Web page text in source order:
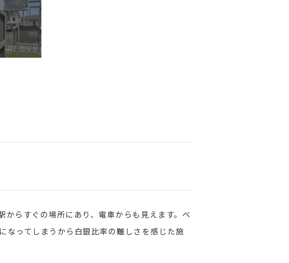
らすぐの場所にあり、電車からも見えます。ベ
なってしまうから白銀比率の難しさを感じた施